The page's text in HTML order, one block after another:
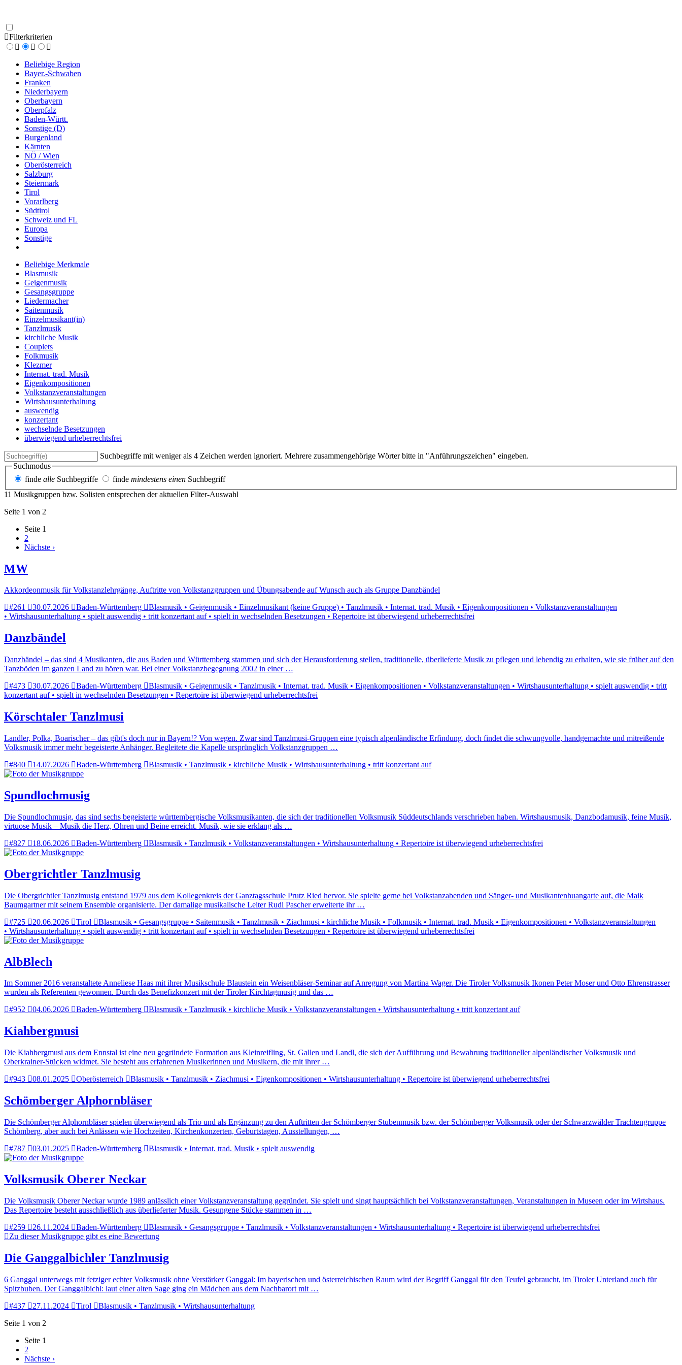
Filterkriterien
Beliebige Region
Bayer.-Schwaben
Franken
Niederbayern
Oberbayern
Oberpfalz
Baden-Württ.
Sonstige (D)
Burgenland
Kärnten
NÖ / Wien
Oberösterreich
Salzburg
Steiermark
Tirol
Vorarlberg
Südtirol
Schweiz und FL
Europa
Sonstige
Beliebige Merkmale
Blasmusik
Geigenmusik
Gesangsgruppe
Liedermacher
Saitenmusik
Einzelmusikant(in)
Tanzlmusik
kirchliche Musik
Couplets
Folkmusik
Klezmer
Internat. trad. Musik
Eigenkompositionen
Volkstanzveranstaltungen
Wirtshausunterhaltung
auswendig
konzertant
wechselnde Besetzungen
überwiegend urheberrechtsfrei
Suchbegriffe mit weniger als 4 Zeichen werden ignoriert. Mehrere zusammengehörige Wörter bitte in "Anführungszeichen" eingeben.
Suchmodus
finde alle Suchbegriffe finde mindestens einen Suchbegriff
11 Musikgruppen bzw. Solisten entsprechen der aktuellen Filter-Auswahl
Seite 1 von 2
Seite 1
2
Nächste ›
MW
Akkordeonmusik für Volkstanzlehrgänge, Auftritte von Volkstanzgruppen und Übungsabende auf Wunsch auch als Gruppe Danzbändel
#261
30.07.2026 Baden-Württemberg
Blasmusik • Geigenmusik • Einzelmusikant (keine Gruppe) • Tanzlmusik • Internat. trad. Musik • Eigenkompositionen • Volkstanzveranstaltungen
• Wirtshausunterhaltung • spielt auswendig • tritt konzertant auf • spielt in wechselnden Besetzungen • Repertoire ist überwiegend urheberrechtsfrei
Danzbändel
Danzbändel – das sind 4 Musikanten, die aus Baden und Württemberg stammen und sich der Herausforderung stellen, traditionelle, überlieferte Musik zu pflegen und lebendig zu erhalten, wie sie früher auf den
Tanzböden im ganzen Land zu hören war. Bei einer Volkstanzbegegnung 2002 in einer …
#473
30.07.2026 Baden-Württemberg
Blasmusik • Geigenmusik • Tanzlmusik • Internat. trad. Musik • Eigenkompositionen • Volkstanzveranstaltungen • Wirtshausunterhaltung • spielt auswendig • tritt
konzertant auf • spielt in wechselnden Besetzungen • Repertoire ist überwiegend urheberrechtsfrei
Körschtaler Tanzlmusi
Landler, Polka, Boarischer – das gibt's doch nur in Bayern!? Von wegen. Zwar sind Tanzlmusi-Gruppen eine typisch alpenländische Erfindung, doch findet die schwungvolle, handgemachte und mitreißende
Volksmusik immer mehr begeisterte Anhänger. Begleitete die Kapelle ursprünglich Volkstanzgruppen …
#840
14.07.2026 Baden-Württemberg Blasmusik • Tanzlmusik • kirchliche Musik • Wirtshausunterhaltung • tritt konzertant auf
Spundlochmusig
Die Spundlochmusig, das sind sechs begeisterte württembergische Volksmusikanten, die sich der traditionellen Volksmusik Süddeutschlands verschrieben haben. Wirtshausmusik, Danzbodamusik, feine Musik,
virtuose Musik – Musik die Herz, Ohren und Beine erreicht. Musik, wie sie erklang als …
#827
18.06.2026 Baden-Württemberg Blasmusik • Tanzlmusik • Volkstanzveranstaltungen • Wirtshausunterhaltung • Repertoire ist überwiegend urheberrechtsfrei
Obergrichtler Tanzlmusig
Die Obergrichtler Tanzlmusig entstand 1979 aus dem Kollegenkreis der Ganztagsschule Prutz Ried hervor. Sie spielte gerne bei Volkstanzabenden und Sänger- und Musikantenhuangarte auf, die Maik
Baumgartner mit seinem Ensemble organisierte. Der damalige musikalische Leiter Rudi Pascher erweiterte ihr …
#725
20.06.2026 Tirol
Blasmusik • Gesangsgruppe • Saitenmusik • Tanzlmusik • Ziachmusi • kirchliche Musik • Folkmusik • Internat. trad. Musik • Eigenkompositionen • Volkstanzveranstaltungen
• Wirtshausunterhaltung • spielt auswendig • tritt konzertant auf • spielt in wechselnden Besetzungen • Repertoire ist überwiegend urheberrechtsfrei
AlbBlech
Im Sommer 2016 veranstaltete Anneliese Haas mit ihrer Musikschule Blaustein ein Weisenbläser-Seminar auf Anregung von Martina Wager. Die Tiroler Volksmusik Ikonen Peter Moser und Otto Ehrenstrasser
wurden als Referenten gewonnen. Durch das Benefizkonzert mit der Tiroler Kirchtagmusig und das …
#952
04.06.2026 Baden-Württemberg Blasmusik • Tanzlmusik • kirchliche Musik • Volkstanzveranstaltungen • Wirtshausunterhaltung • tritt konzertant auf
Kiahbergmusi
Die Kiahbergmusi aus dem Ennstal ist eine neu gegründete Formation aus Kleinreifling, St. Gallen und Landl, die sich der Aufführung und Bewahrung traditioneller alpenländischer Volksmusik und
Oberkrainer-Stücken widmet. Sie besteht aus erfahrenen Musikerinnen und Musikern, die mit ihrer …
#943
08.01.2025 Oberösterreich Blasmusik • Tanzlmusik • Ziachmusi • Eigenkompositionen • Wirtshausunterhaltung • Repertoire ist überwiegend urheberrechtsfrei
Schömberger Alphornbläser
Die Schömberger Alphornbläser spielen überwiegend als Trio und als Ergänzung zu den Auftritten der Schömberger Stubenmusik bzw. der Schömberger Volksmusik oder der Schwarzwälder Trachtengruppe
Schömberg, aber auch bei Anlässen wie Hochzeiten, Kirchenkonzerten, Geburtstagen, Ausstellungen, …
#787
03.01.2025 Baden-Württemberg Blasmusik • Internat. trad. Musik • spielt auswendig
Volksmusik Oberer Neckar
Die Volksmusik Oberer Neckar wurde 1989 anlässlich einer Volkstanzveranstaltung gegründet. Sie spielt und singt hauptsächlich bei Volkstanzveranstaltungen, Veranstaltungen in Museen oder im Wirtshaus.
Das Repertoire besteht ausschließlich aus überlieferter Musik. Gesungene Stücke stammen in …
#259
26.11.2024 Baden-Württemberg
Blasmusik • Gesangsgruppe • Tanzlmusik • Volkstanzveranstaltungen • Wirtshausunterhaltung • Repertoire ist überwiegend urheberrechtsfrei
Zu dieser Musikgruppe gibt es eine Bewertung
Die Ganggalbichler Tanzlmusig
6 Ganggal unterwegs mit fetziger echter Volksmusik ohne Verstärker Ganggal: Im bayerischen und österreichischen Raum wird der Begriff Ganggal für den Teufel gebraucht, im Tiroler Unterland auch für
Spitzbuben. Der Ganggalbichl: laut einer alten Sage ging ein Mädchen aus dem Nachbarort mit …
#437
27.11.2024 Tirol
Blasmusik • Tanzlmusik • Wirtshausunterhaltung
Seite 1 von 2
Seite 1
2
Nächste ›